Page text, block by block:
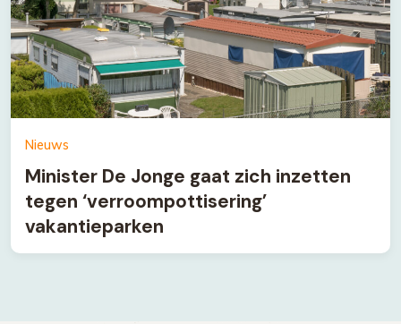
Nieuws
Minister De Jonge gaat zich inzetten
tegen ‘verroompottisering’
vakantieparken